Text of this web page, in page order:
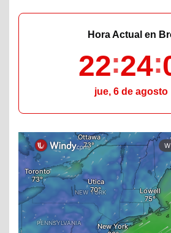
Hora Actual en
22 24
jue, 6 de agosto